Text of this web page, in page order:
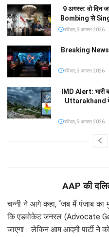
9 अगस्त: वो दिन
Bombing से
रविवार, 9 अगस्त 2026
Breaking
रविवार, 9 अगस्त 2026
IMD Alert: भारी
Uttarakhand
रविवार, 9 अगस्त 2026
AAP की
चन्नी ने आगे कहा, “जब मैं पंजाब का
कि एडवोकेट जनरल (Advocate
जाएगा। लेकिन आम आदमी पार्टी ने